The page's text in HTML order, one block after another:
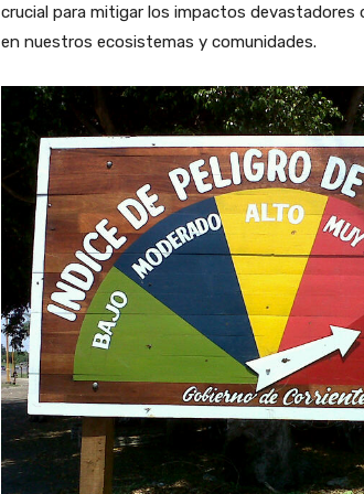
crucial para mitigar los impactos
en nuestros ecosistemas y comunidades.